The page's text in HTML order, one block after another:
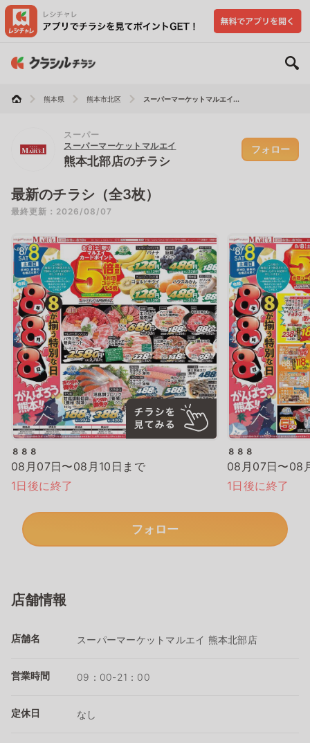
熊本県 熊本市北区 スーパーマーケットマルエイ...
スーパー
スーパーマーケットマルエイ
熊本北部店のチラシ
フォロー
最新のチラシ（全3枚）
最終更新：2026/08/07
８８８
08月07日〜08月10日まで
1日後に終了
８８８
08月07日〜08
1日後に終了
フォロー
店舗情報
店舗名 スーパーマーケットマルエイ 熊本北部店
営業時間 09：00-21：00
定休日 なし